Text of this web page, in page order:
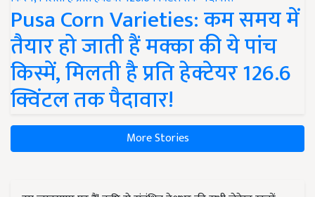
Pusa Corn Varieties: कम समय में
तैयार हो जाती हैं मक्का की ये पांच
किस्में, मिलती है प्रति हेक्टेयर 126.6
क्विंटल तक पैदावार!
More Stories